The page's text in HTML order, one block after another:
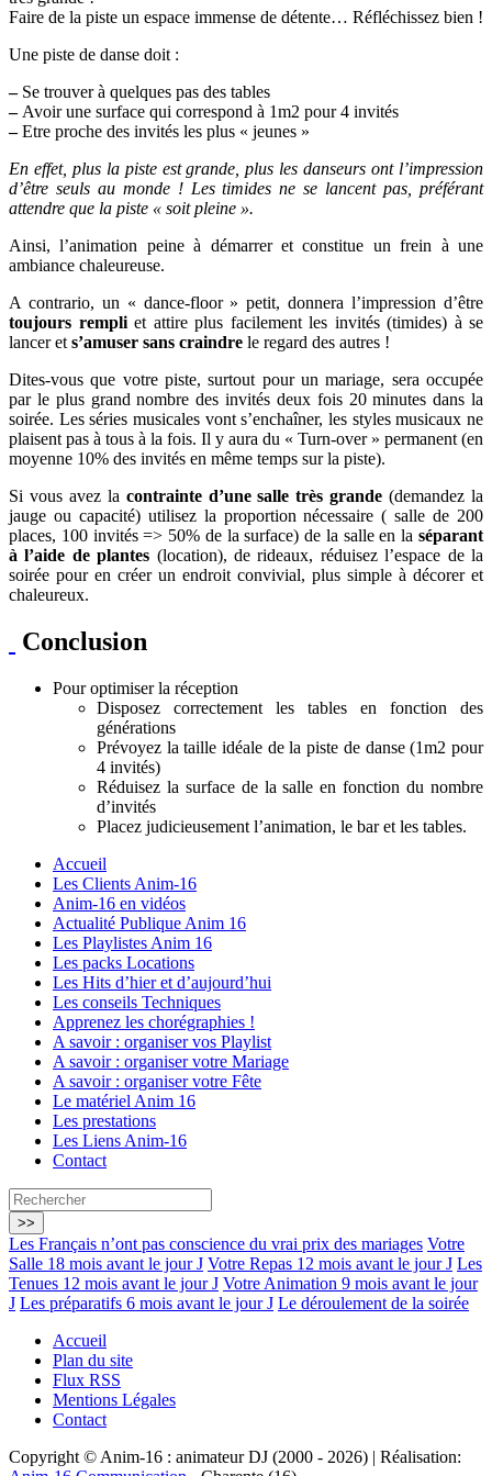
Faire de la piste un espace immense de détente… Réfléchissez bien !
Une piste de danse doit :
–Se trouver à quelques pas des tables
–Avoir une surface qui correspond à 1m2 pour 4 invités
–Etre proche des invités les plus « jeunes »
En effet, plus la piste est grande, plus les danseurs ont l’impression
d’être seuls au monde ! Les timides ne se lancent pas, préférant
attendre que la piste « soit pleine ».
Ainsi, l’animation peine à démarrer et constitue un frein à une
ambiance chaleureuse.
A contrario, un « dance-floor » petit, donnera l’impression d’être
toujours rempliet attire plus facilement les invités (timides) à se
lancer et s’amuser sans craindre le regard des autres !
Dites-vous que votre piste, surtout pour un mariage, sera occupée
par le plus grand nombre des invités deux fois 20 minutes dans la
soirée. Les séries musicales vont s’enchaîner, les styles musicaux ne
plaisent pas à tous à la fois. Il y aura du « Turn-over » permanent (en
moyenne 10% des invités en même temps sur la piste).
Si vous avez la contrainte d’une salle très grande (demandez la
jauge ou capacité) utilisez la proportion nécessaire ( salle de 200
places, 100 invités => 50% de la surface) de la salle en la séparant
à l’aide de plantes (location), de rideaux, réduisez l’espace de la
soirée pour en créer un endroit convivial, plus simple à décorer et
chaleureux.
Conclusion
Pour optimiser la réception
Disposez correctement les tables en fonction des
générations
Prévoyez la taille idéale de la piste de danse (1m2 pour
4 invités)
Réduisez la surface de la salle en fonction du nombre
d’invités
Placez judicieusement l’animation, le bar et les tables.
Accueil
Les Clients Anim-16
Anim-16 en vidéos
Actualité Publique Anim 16
Les Playlistes Anim 16
Les packs Locations
Les Hits d’hier et d’aujourd’hui
Les conseils Techniques
Apprenez les chorégraphies !
A savoir : organiser vos Playlist
A savoir : organiser votre Mariage
A savoir : organiser votre Fête
Le matériel Anim 16
Les prestations
Les Liens Anim-16
Contact
Les Français n’ont pas conscience du vrai prix des mariages Votre
Salle 18 mois avant le jour J Votre Repas 12 mois avant le jour J Les
Tenues 12 mois avant le jour J Votre Animation 9 mois avant le jour
J Les préparatifs 6 mois avant le jour J Le déroulement de la soirée
Accueil
Plan du site
Flux RSS
Mentions Légales
Contact
Copyright © Anim-16 : animateur DJ (2000 - 2026) | Réalisation: